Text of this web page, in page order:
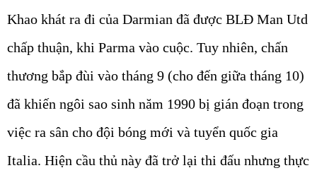
Khao khát ra đi của Darmian đã được BLĐ Man Utd
chấp thuận, khi Parma vào cuộc. Tuy nhiên, chấn
thương bắp đùi vào tháng 9 (cho đến giữa tháng 10)
đã khiến ngôi sao sinh năm 1990 bị gián đoạn trong
việc ra sân cho đội bóng mới và tuyển quốc gia
Italia. Hiện cầu thủ này đã trở lại thi đấu nhưng thực